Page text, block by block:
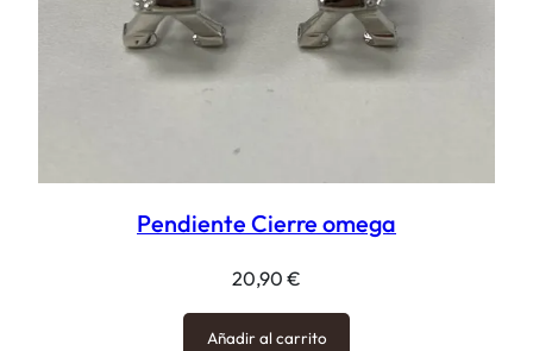
Pendiente Cierre omega
20,90 €
Añadir al carrito